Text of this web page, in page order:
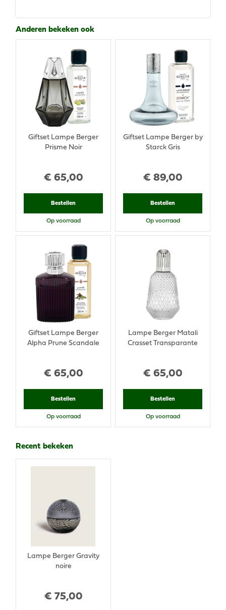
Anderen bekeken ook
€ 65,00
Giftset Lampe Berger
Prisme Noir
Bestellen
Op voorraad
€ 89,00
Giftset Lampe Berger by
Starck Gris
Bestellen
Op voorraad
€ 65,00
Giftset Lampe Berger
Alpha Prune Scandale
Bestellen
Op voorraad
€ 65,00
Lampe Berger Matali
Crasset Transparante
Bestellen
Op voorraad
Recent bekeken
€ 75,00
Lampe Berger Gravity
noire